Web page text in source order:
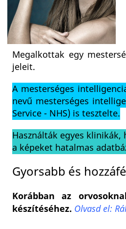
Megalkottak egy
jeleit.
A mesterséges
nevű mesterséges
Service - NHS) is tesztelte.
Használták egyes klinikák,
a képeket hatalmas
Gyorsabb és
Korábban az
készítéséhez. Olvasd el: